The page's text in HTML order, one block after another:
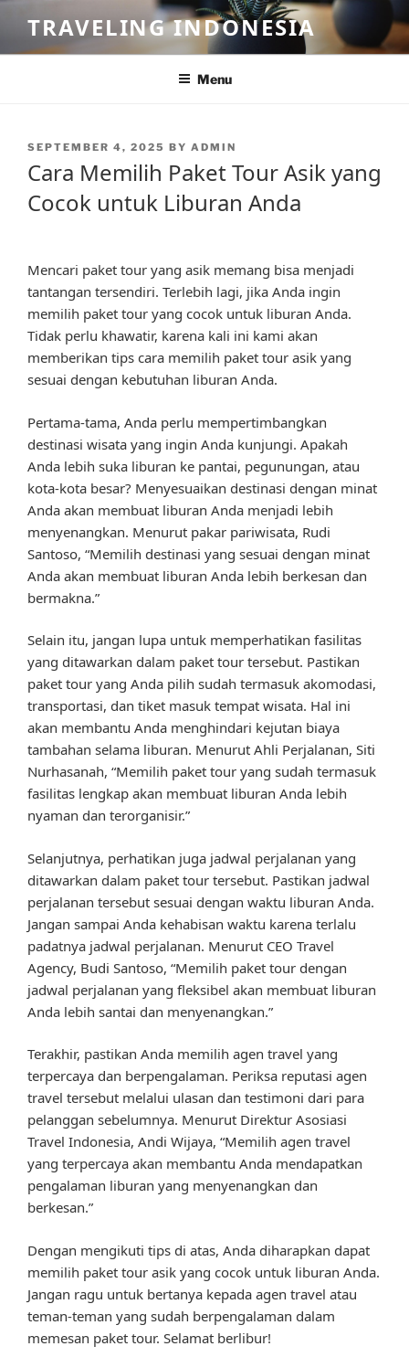
content
TRAVELING INDONESIA
Menu
POSTED
SEPTEMBER 4, 2025 BY ADMIN
Cara Memilih Paket Tour Asik yang
Cocok untuk Liburan Anda
Mencari paket tour yang asik memang bisa menjadi
tantangan tersendiri. Terlebih lagi, jika Anda ingin
memilih paket tour yang cocok untuk liburan Anda.
Tidak perlu khawatir, karena kali ini kami akan
memberikan tips cara memilih paket tour asik yang
sesuai dengan kebutuhan liburan Anda.
Pertama-tama, Anda perlu mempertimbangkan
destinasi wisata yang ingin Anda kunjungi. Apakah
Anda lebih suka liburan ke pantai, pegunungan, atau
kota-kota besar? Menyesuaikan destinasi dengan minat
Anda akan membuat liburan Anda menjadi lebih
menyenangkan. Menurut pakar pariwisata, Rudi
Santoso, “Memilih destinasi yang sesuai dengan minat
Anda akan membuat liburan Anda lebih berkesan dan
bermakna.”
Selain itu, jangan lupa untuk memperhatikan fasilitas
yang ditawarkan dalam paket tour tersebut. Pastikan
paket tour yang Anda pilih sudah termasuk akomodasi,
transportasi, dan tiket masuk tempat wisata. Hal ini
akan membantu Anda menghindari kejutan biaya
tambahan selama liburan. Menurut Ahli Perjalanan, Siti
Nurhasanah, “Memilih paket tour yang sudah termasuk
fasilitas lengkap akan membuat liburan Anda lebih
nyaman dan terorganisir.”
Selanjutnya, perhatikan juga jadwal perjalanan yang
ditawarkan dalam paket tour tersebut. Pastikan jadwal
perjalanan tersebut sesuai dengan waktu liburan Anda.
Jangan sampai Anda kehabisan waktu karena terlalu
padatnya jadwal perjalanan. Menurut CEO Travel
Agency, Budi Santoso, “Memilih paket tour dengan
jadwal perjalanan yang fleksibel akan membuat liburan
Anda lebih santai dan menyenangkan.”
Terakhir, pastikan Anda memilih agen travel yang
terpercaya dan berpengalaman. Periksa reputasi agen
travel tersebut melalui ulasan dan testimoni dari para
pelanggan sebelumnya. Menurut Direktur Asosiasi
Travel Indonesia, Andi Wijaya, “Memilih agen travel
yang terpercaya akan membantu Anda mendapatkan
pengalaman liburan yang menyenangkan dan
berkesan.”
Dengan mengikuti tips di atas, Anda diharapkan dapat
memilih paket tour asik yang cocok untuk liburan Anda.
Jangan ragu untuk bertanya kepada agen travel atau
teman-teman yang sudah berpengalaman dalam
memesan paket tour. Selamat berlibur!